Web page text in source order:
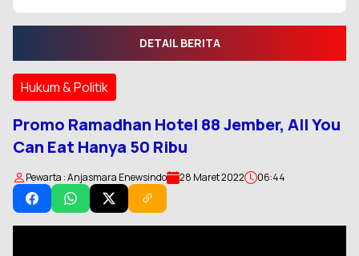
DETAIL BERITA
Hukum & Politik
Promo Ramadhan Hotel 88 Jember, All You
Can Eat Hanya 50 Ribu
Pewarta : Anjasmara Enewsindo 28 Maret 2022 06:44